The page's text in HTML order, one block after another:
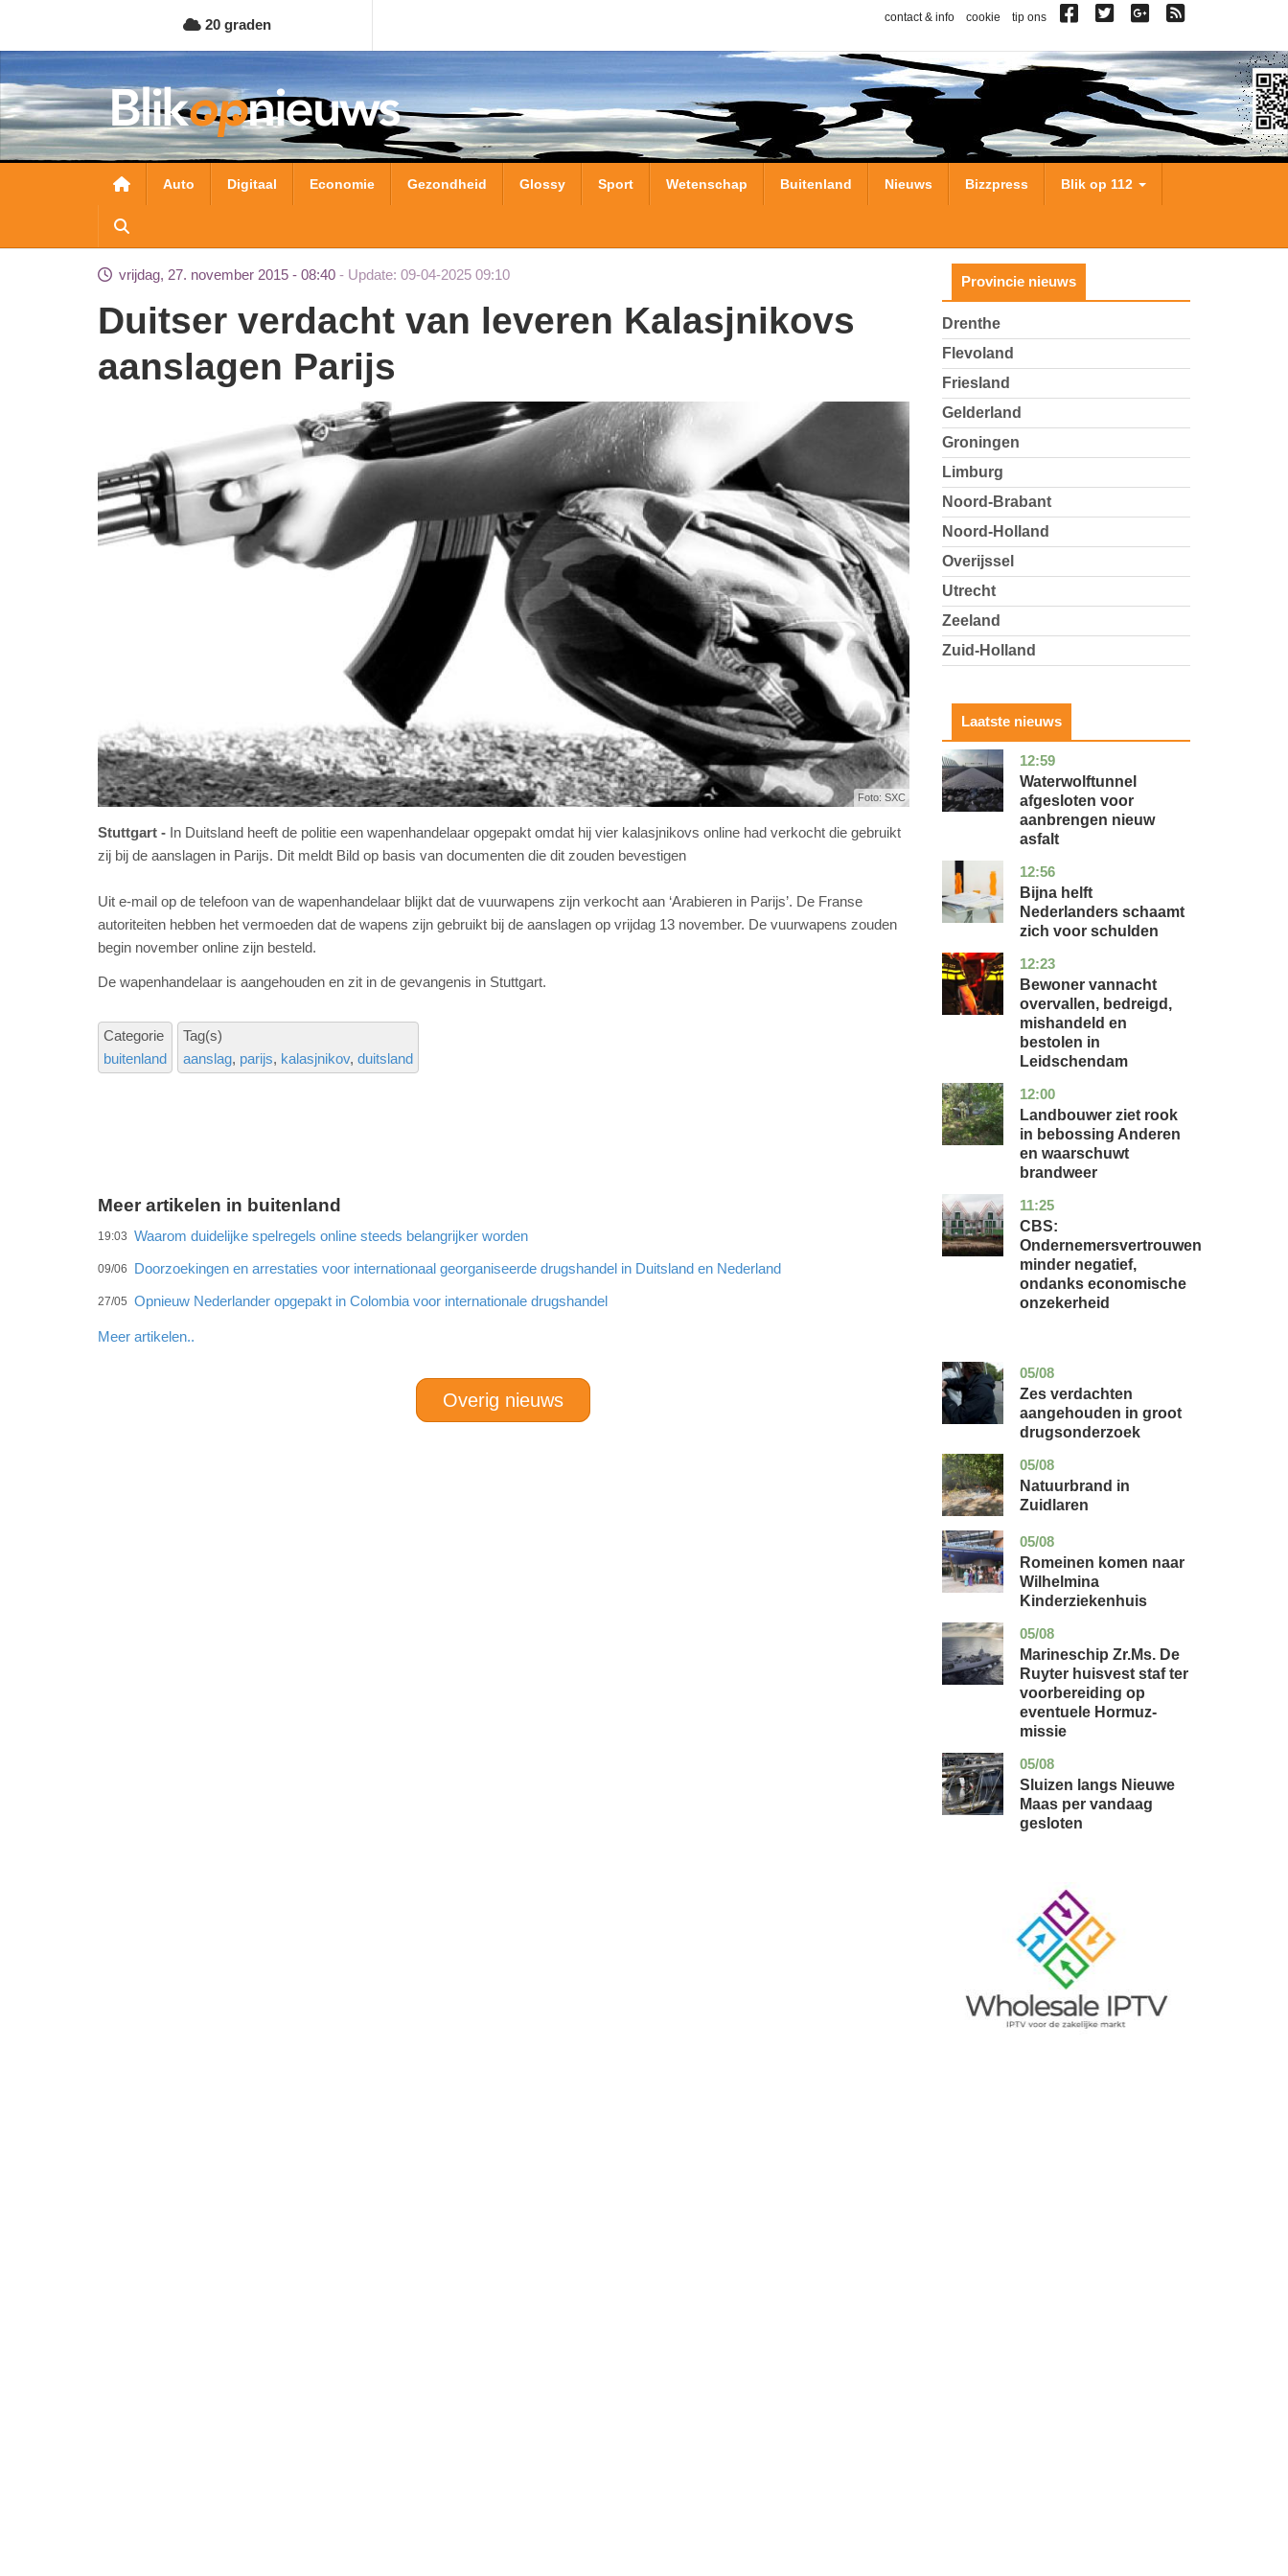
naar
de
inhoud
gaan
20 graden contact & info cookie tip ons
Hoofdnavigatie
Auto Digitaal Economie Gezondheid Glossy Sport Wetenschap Buitenland Nieuws Bizzpress Blik op 112
vrijdag, 27. november 2015 - 08:40 Update: 09-04-2025 09:10
Duitser verdacht van leveren Kalasjnikovs
aanslagen Parijs
Foto: SXC
Stuttgart
In Duitsland heeft de politie een wapenhandelaar opgepakt omdat hij vier kalasjnikovs online had verkocht die gebruikt
zij bij de aanslagen in Parijs. Dit meldt Bild op basis van documenten die dit zouden bevestigen
Uit e-mail op de telefoon van de wapenhandelaar blijkt dat de vuurwapens zijn verkocht aan ‘Arabieren in Parijs’. De Franse
autoriteiten hebben het vermoeden dat de wapens zijn gebruikt bij de aanslagen op vrijdag 13 november. De vuurwapens zouden
begin november online zijn besteld.
De wapenhandelaar is aangehouden en zit in de gevangenis in Stuttgart.
Categorie
buitenland
Tag(s)
aanslag parijs kalasjnikov duitsland
Meer artikelen in buitenland
19:03 Waarom duidelijke spelregels online steeds belangrijker worden
09/06 Doorzoekingen en arrestaties voor internationaal georganiseerde drugshandel in Duitsland en Nederland
27/05 Opnieuw Nederlander opgepakt in Colombia voor internationale drugshandel
Meer artikelen..
Overig nieuws
Provincie nieuws
Drenthe
Flevoland
Friesland
Gelderland
Groningen
Limburg
Noord-Brabant
Noord-Holland
Overijssel
Utrecht
Zeeland
Zuid-Holland
Laatste nieuws
12:59
noord-
holland
nieuws
Waterwolftunnel
afgesloten voor
aanbrengen nieuw
asfalt
12:56
noord-
holland
economie
Bijna helft
Nederlanders schaamt
zich voor schulden
12:23
zuid-
holland
nieuws
Bewoner vannacht
overvallen, bedreigd,
mishandeld en
bestolen in
Leidschendam
12:00
drenthe
nieuws
Landbouwer ziet rook
in bebossing Anderen
en waarschuwt
brandweer
11:25
zuid-
holland
economie
CBS:
Ondernemersvertrouwen
minder negatief,
ondanks economische
onzekerheid
05/08
zuid-
holland
nieuws
Zes verdachten
aangehouden in groot
drugsonderzoek
05/08
drenthe
nieuws
Natuurbrand in
Zuidlaren
05/08
utrecht
nieuws
Romeinen komen naar
Wilhelmina
Kinderziekenhuis
05/08
zuid-
holland
nieuws
Marineschip Zr.Ms. De
Ruyter huisvest staf ter
voorbereiding op
eventuele Hormuz-
missie
05/08
zuid-
holland
nieuws
Sluizen langs Nieuwe
Maas per vandaag
gesloten